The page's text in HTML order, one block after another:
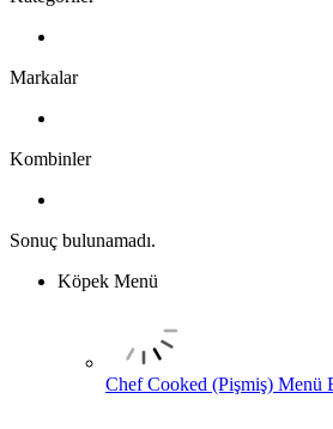
Markalar
Kombinler
Sonuç bulunamadı.
Köpek Menü
Chef Cooked (Pişmiş) Menü